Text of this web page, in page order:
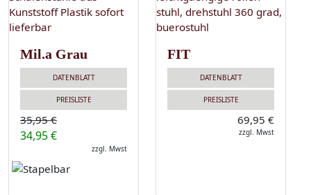
Mil.a Grau
DATENBLATT
PREISLISTE
35,95 €
34,95 €
zzgl. Mwst
FIT
DATENBLATT
PREISLISTE
69,95 €
zzgl. Mwst